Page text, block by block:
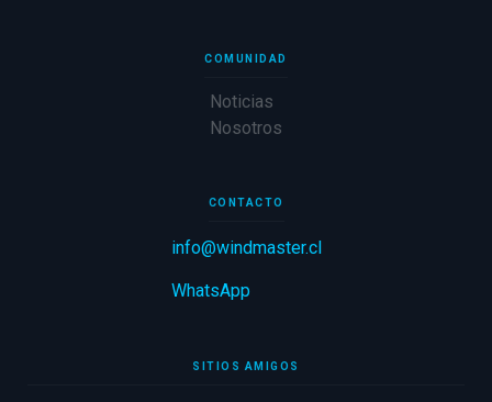
COMUNIDAD
Noticias
Nosotros
CONTACTO
info@windmaster.cl
WhatsApp
SITIOS AMIGOS